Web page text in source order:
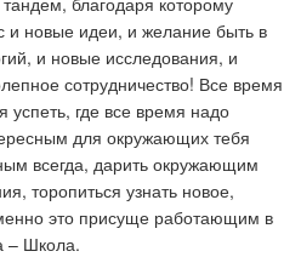
и новые идеи, и желание быть в
и новые исследования, и
сотрудничество! Все время
успеть, где все время надо
для окружающих тебя
всегда, дарить окружающим
торопиться узнать новое,
это присуще работающим в
– Школа.